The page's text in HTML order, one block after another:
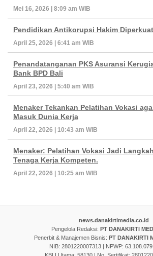
Mei 16, 2026 | 8:09 am WIB
Pendidikan Antikorupsi Hakim
April 25, 2026 | 6:41 am WIB
Penandatanganan PKS Asuransi
Bank BPD Bali
April 23, 2026 | 5:40 am WIB
Menaker Tekankan Pelatihan Vokasi
Masuk Dunia Kerja
April 22, 2026 | 10:43 am WIB
Menaker: Pelatihan Vokasi Jadi
Tenaga Kerja Kompeten.
April 22, 2026 | 10:25 am WIB
news.danakirtimedia.co.id
Pengelola Redaksi: PT DANAKIRTI
Penerbit & Manajemen Bisnis: PT DANAKIRTI
NIB: 2801220007313 | NPWP:
KBLI Utama: 58130 | No. Sertifikat: